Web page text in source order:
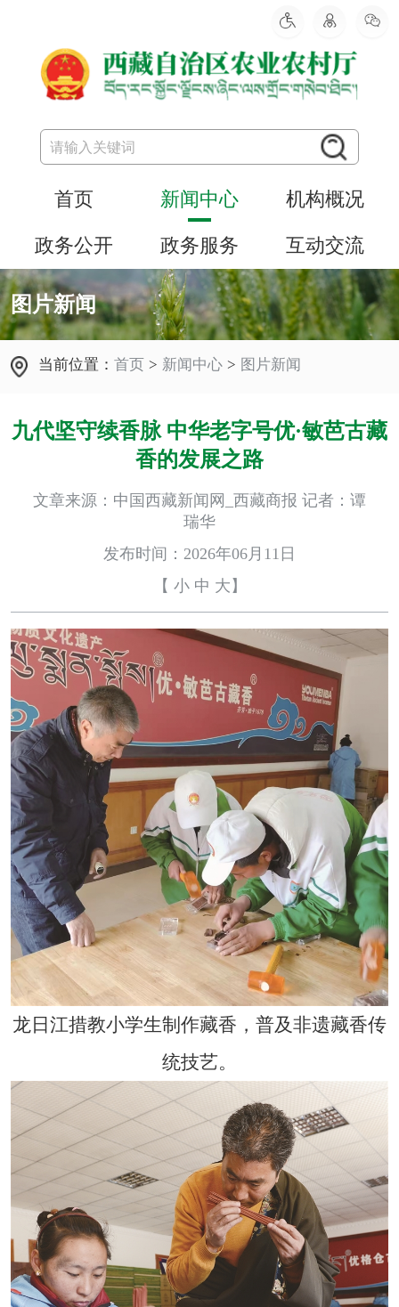
首页 新闻中心 机构概况
政务公开 政务服务 互动交流
图片新闻
当前位置：首页 > 新闻中心 > 图片新闻
九代坚守续香脉 中华老字号优·敏芭古藏
香的发展之路
文章来源：中国西藏新闻网_西藏商报 记者：谭
瑞华
发布时间：2026年06月11日
【 小 中 大 】
龙日江措教小学生制作藏香，普及非遗藏香传
统技艺。